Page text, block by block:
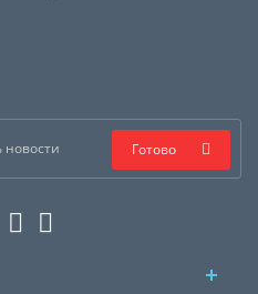
Готово